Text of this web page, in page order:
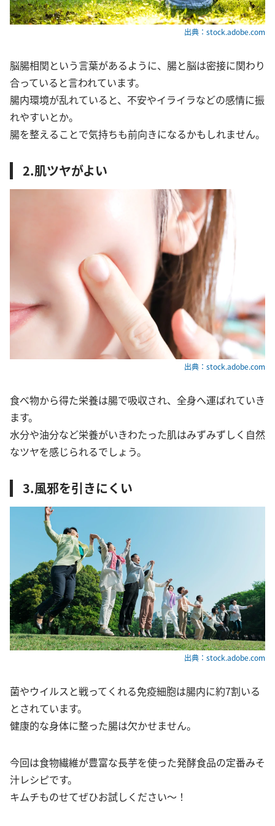
出典：stock.adobe.com
脳腸相関という言葉があるように、腸と脳は密接に関わり
合っていると言われています。
腸内環境が乱れていると、不安やイライラなどの感情に振
れやすいとか。
腸を整えることで気持ちも前向きになるかもしれません。
2.肌ツヤがよい
出典：stock.adobe.com
食べ物から得た栄養は腸で吸収され、全身へ運ばれていき
ます。
水分や油分など栄養がいきわたった肌はみずみずしく自然
なツヤを感じられるでしょう。
3.風邪を引きにくい
出典：stock.adobe.com
菌やウイルスと戦ってくれる免疫細胞は腸内に約7割いる
とされています。
健康的な身体に整った腸は欠かせません。
今回は食物繊維が豊富な長芋を使った発酵食品の定番みそ
汁レシピです。
キムチものせてぜひお試しください〜！